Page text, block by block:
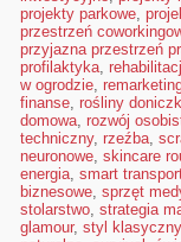
projekty parkowe,
przestrzeń
przyjazna przestrzeń
profilaktyka,
w ogrodzie,
finanse, rośliny
domowa, rozwój
techniczny, rzeźba,
neuronowe, skincare
energia, smart
biznesowe, sprzęt
stolarstwo, strategia
glamour, styl klasyczny